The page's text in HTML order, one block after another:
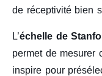
de réceptivité bien
L’échelle de
permet de mesurer
inspire pour